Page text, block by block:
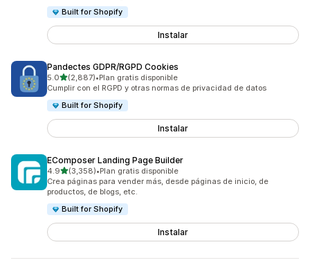
Built for Shopify
Instalar
Pandectes GDPR/RGPD Cookies
5.0de 5 estrellas
(2,887)
2887 reseñas en total
•Plan gratis disponible
Cumplir con el RGPD y otras normas de privacidad de datos
Built for Shopify
Instalar
EComposer Landing Page Builder
4.9de 5 estrellas
(3,358)
3358 reseñas en total
•Plan gratis disponible
Crea páginas para vender más, desde páginas de inicio, de
productos, de blogs, etc.
Built for Shopify
Instalar